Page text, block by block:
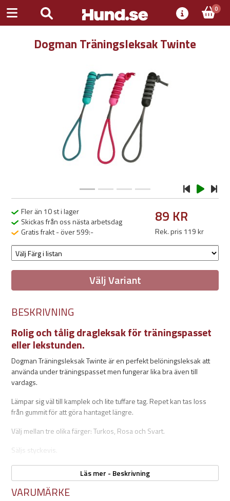
0
Dogman Träningsleksak Twinte
Fler än 10 st i lager
Skickas från oss nästa arbetsdag
Gratis frakt - över 599:-
89 KR
Rek. pris 119 kr
Välj Variant
BESKRIVNING
Rolig och tålig dragleksak för träningspasset
eller lekstunden.
Dogman Träningsleksak Twinte är en perfekt belöningsleksak att
använda under träningspasset men fungerar lika bra även till
vardags.
Lämpar sig väl till kamplek och lite tuffare tag. Repet kan tas loss
från gummit för att göra hantaget längre.
Välj mellan tre olika färger: Turkos, Rosa och Svart.
Säljs styckevis.
Egenskaper:
Läs mer - Beskrivning
VARUMÄRKE